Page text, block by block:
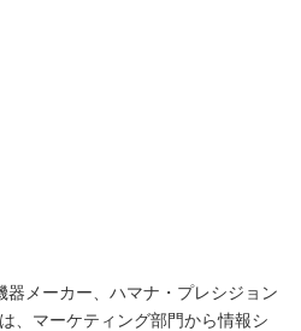
メーカー、ハマナ・プレシジョン
、マーケティング部門から情報シ